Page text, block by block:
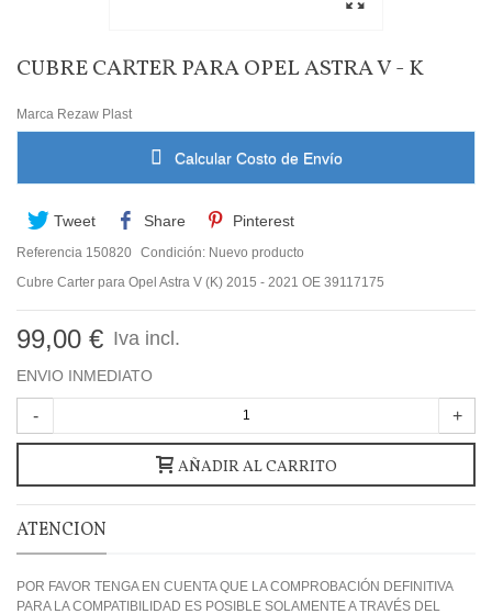
CUBRE CARTER PARA OPEL ASTRA V - K
Marca Rezaw Plast
Calcular Costo de Envío
Tweet Share Pinterest
Referencia 150820 Condición: Nuevo producto
Cubre Carter para Opel Astra V (K) 2015 - 2021 OE 39117175
99,00 € Iva incl.
ENVIO INMEDIATO
- +
AÑADIR AL CARRITO
ATENCION
POR FAVOR TENGA EN CUENTA QUE LA COMPROBACIÓN DEFINITIVA
PARA LA COMPATIBILIDAD ES POSIBLE SOLAMENTE A TRAVÉS DEL